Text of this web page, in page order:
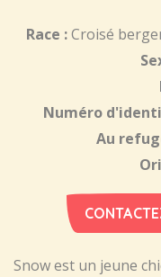
Race :Croisé
Numéro
Au
Snow est un jeune